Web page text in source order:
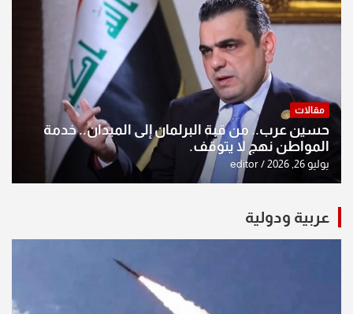
مقالات
حسين عرب.. من قبة البرلمان إلى الميدان.. خدمة
المواطن نهج لا يتوقف.
يوليو 26, 2026 editor
عربية ودولية